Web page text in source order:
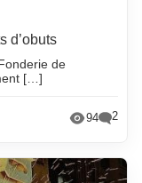
d’obuts
de
[…]
94 2